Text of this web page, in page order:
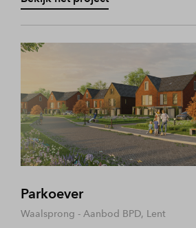
Parkoever
Waalsprong - Aanbod BPD, Lent